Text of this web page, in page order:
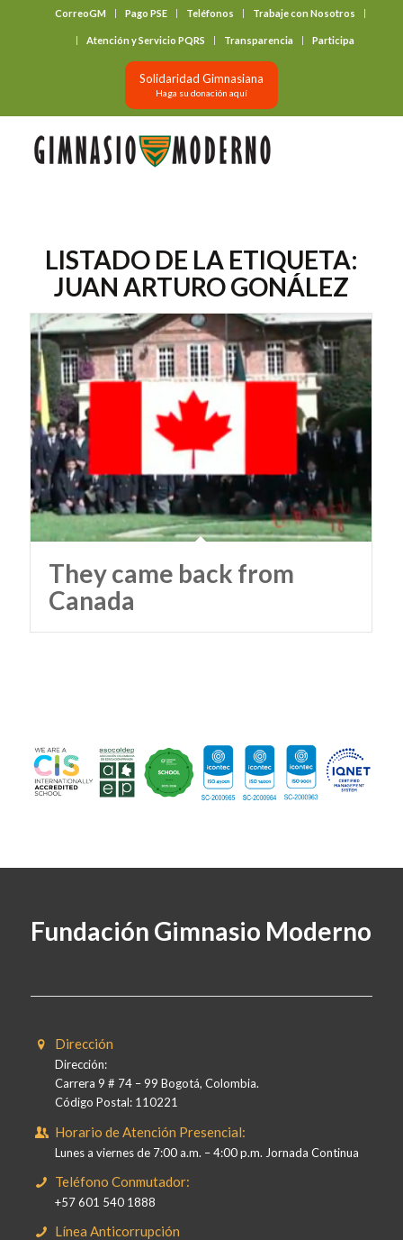
CorreoGM Pago PSE Teléfonos Trabaje con Nosotros
Atención y Servicio PQRS Transparencia Participa
Solidaridad Gimnasiana
Haga su donación aquí
LISTADO DE LA ETIQUETA:
JUAN ARTURO GONÁLEZ
They came back from
Canada
Fundación Gimnasio Moderno
Dirección
Dirección:
Carrera 9 # 74 – 99 Bogotá, Colombia.
Código Postal: 110221
Horario de Atención Presencial:
Lunes a viernes de 7:00 a.m. – 4:00 p.m. Jornada Continua
Teléfono Conmutador:
+57 601 540 1888
Línea Anticorrupción